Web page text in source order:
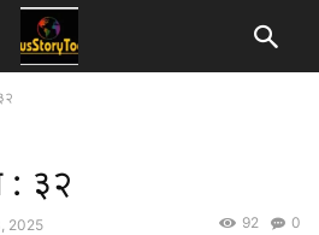
: ३२
2025 0
92